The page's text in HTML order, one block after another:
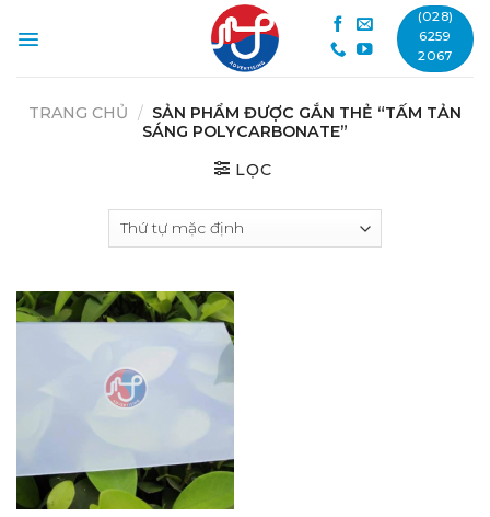
(028)
6259
2067
TRANG CHỦ / SẢN PHẨM ĐƯỢC GẮN THẺ “TẤM TẢN
SÁNG POLYCARBONATE”
LỌC